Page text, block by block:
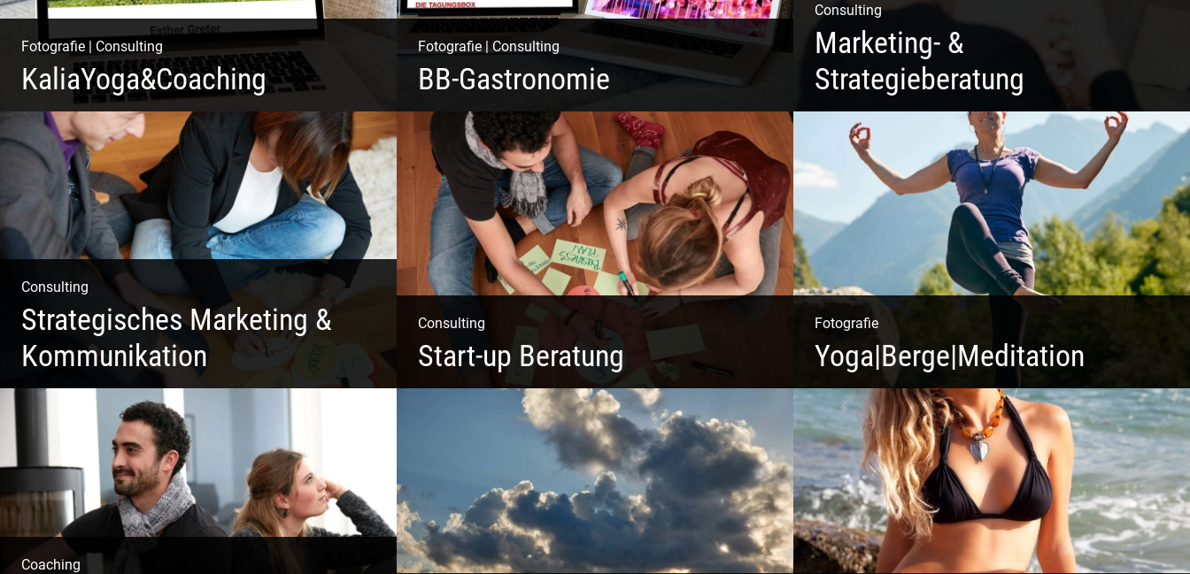
Fotografie | Consulting
KaliaYoga&Coaching
Pint- & Webdesign, Fotografie & Corporate-Design
Fotografie| Consulting
BB-Gastronomie
Fotografie, Marketing & Design
Consulting
Marketing- &
Strategieberatung
Deine Produkte oder deine Dienstleistung auf den Markt
bringen!
Consulting
Strategisches Marketing &
Kommunikation
Deine Darstellung nach außen und innen
Consulting
Start-up Beratung
Du beginnst Dein Eigenes zu erschaffen und weißt nicht,
wo du beginnen sollst?
Fotografie
Yoga|Berge|Meditation
Freiheit genießen | Körper, Geist und Energie | Ruhe
und Entspannung | Bewusstsein für Natur
Coaching